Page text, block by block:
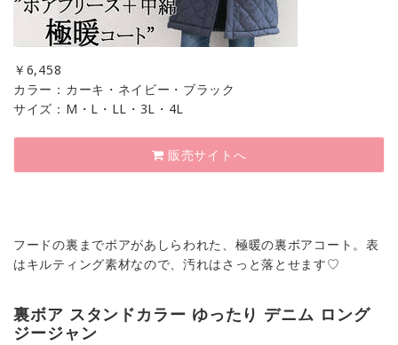
￥ 6,458
カラー：カーキ・ネイビー・ブラック
サイズ：M・L・LL・3L・4L
販売サイトへ
フードの裏までボアがあしらわれた、極暖の裏ボアコート。表
はキルティング素材なので、汚れはさっと落とせます♡
裏ボア スタンドカラー ゆったり デニム ロング
ジージャン